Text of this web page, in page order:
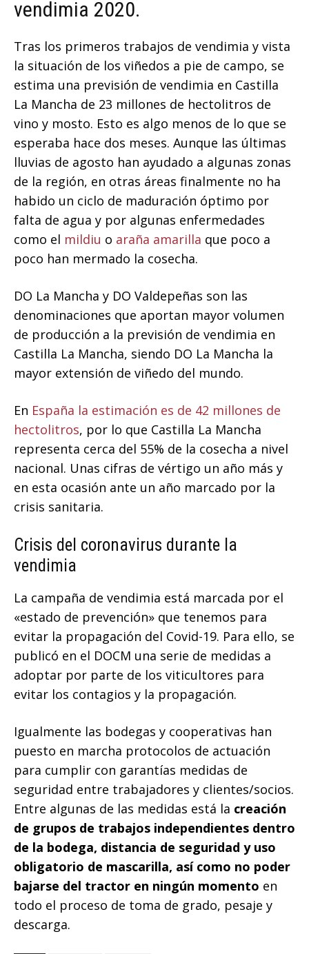
vendimia 2020.
Tras los primeros trabajos de vendimia y vista
la situación de los viñedos a pie de campo, se
estima una previsión de vendimia en Castilla
La Mancha de 23 millones de hectolitros de
vino y mosto. Esto es algo menos de lo que se
esperaba hace dos meses. Aunque las últimas
lluvias de agosto han ayudado a algunas zonas
de la región, en otras áreas finalmente no ha
habido un ciclo de maduración óptimo por
falta de agua y por algunas enfermedades
como el mildiu o araña amarilla que poco a
poco han mermado la cosecha.
DO La Mancha y DO Valdepeñas son las
denominaciones que aportan mayor volumen
de producción a la previsión de vendimia en
Castilla La Mancha, siendo DO La Mancha la
mayor extensión de viñedo del mundo.
En España la estimación es de 42 millones de
hectolitros, por lo que Castilla La Mancha
representa cerca del 55% de la cosecha a nivel
nacional. Unas cifras de vértigo un año más y
en esta ocasión ante un año marcado por la
crisis sanitaria.
Crisis del coronavirus durante la
vendimia
La campaña de vendimia está marcada por el
«estado de prevención» que tenemos para
evitar la propagación del Covid-19. Para ello, se
publicó en el DOCM una serie de medidas a
adoptar por parte de los viticultores para
evitar los contagios y la propagación.
Igualmente las bodegas y cooperativas han
puesto en marcha protocolos de actuación
para cumplir con garantías medidas de
seguridad entre trabajadores y clientes/socios.
Entre algunas de las medidas está la creación
de grupos de trabajos independientes dentro
de la bodega, distancia de seguridad y uso
obligatorio de mascarilla, así como no poder
bajarse del tractor en ningún momento en
todo el proceso de toma de grado, pesaje y
descarga.